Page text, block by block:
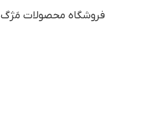
فروشگاه محصولات مَژگ